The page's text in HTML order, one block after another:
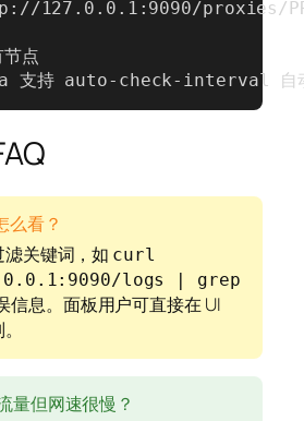
proxies/
点
支持 auto-check-interval 自动
么看？
滤关键词，如 curl
logs | grep
信息。面板用户可直接在 UI
量但网速很慢？